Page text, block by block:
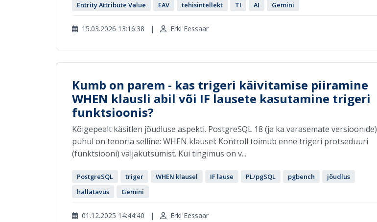
Entrity Attribute Value EAV tehisintellekt TI AI Gemini
15.03.2026 13:16:38 | Erki Eessaar
Kumb on parem - kas trigeri käivitamise piiramine
WHEN klausli abil või IF lausete kasutamine trigeri
funktsioonis?
Kõigepealt käsitlen jõudluse aspekti. PostgreSQL 18 (ja ka varasemate versioonide)
puhul on teooria selline: WHEN klausel: Kontroll toimub enne trigeri protseduuri
(funktsiooni) väljakutsumist. Kui tingimus on v...
PostgreSQL triger WHEN klausel IF lause PL/pgSQL pgbench
jõudlus
hallatavus
Gemini
01.12.2025 14:44:40 | Erki Eessaar